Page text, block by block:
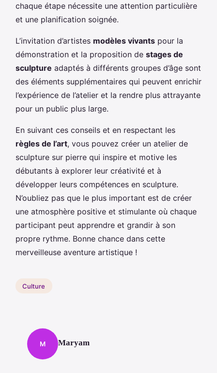
chaque étape nécessite une attention particulière
et une planification soignée.
L’invitation d’artistes modèles vivants pour la
démonstration et la proposition de stages de
sculpture adaptés à différents groupes d’âge sont
des éléments supplémentaires qui peuvent enrichir
l’expérience de l’atelier et la rendre plus attrayante
pour un public plus large.
En suivant ces conseils et en respectant les
règles de l’art, vous pouvez créer un atelier de
sculpture sur pierre qui inspire et motive les
débutants à explorer leur créativité et à
développer leurs compétences en sculpture.
N’oubliez pas que le plus important est de créer
une atmosphère positive et stimulante où chaque
participant peut apprendre et grandir à son
propre rythme. Bonne chance dans cette
merveilleuse aventure artistique !
Culture
M Maryam